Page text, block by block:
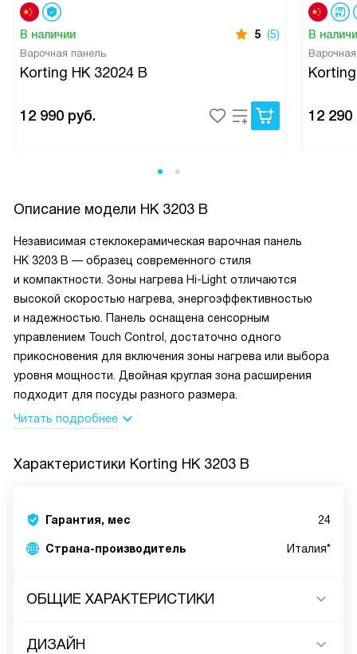
В наличии 5 (5)
Варочная панель
Korting HK 32024 B
12 990 руб.
В
12 290
Описание модели HK 3203 B
Независимая стеклокерамическая варочная панель
HK 3203 B — образец современного стиля
и компактности. Зоны нагрева Hi-Light отличаются
высокой скоростью нагрева, энергоэффективностью
и надежностью. Панель оснащена сенсорным
управлением Touch Control, достаточно одного
прикосновения для включения зоны нагрева или выбора
уровня мощности. Двойная круглая зона расширения
подходит для посуды разного размера.
Читать подробнее
Характеристики Korting HK 3203 B
Гарантия, мес 24
Страна-производитель Италия*
ОБЩИЕ ХАРАКТЕРИСТИКИ
ДИЗАЙН